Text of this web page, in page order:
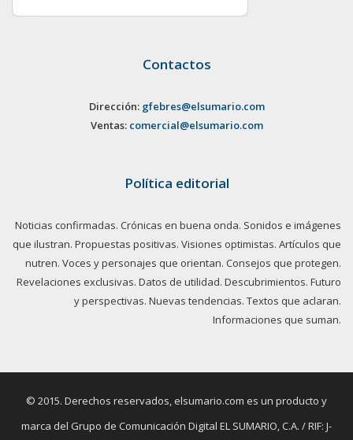
Contactos
Dirección: gfebres@elsumario.com
Ventas: comercial@elsumario.com
Política editorial
Noticias confirmadas. Crónicas en buena onda. Sonidos e imágenes
que ilustran. Propuestas positivas. Visiones optimistas. Artículos que
nutren. Voces y personajes que orientan. Consejos que protegen.
Revelaciones exclusivas. Datos de utilidad. Descubrimientos. Futuro
y perspectivas. Nuevas tendencias. Textos que aclaran.
Informaciones que suman.
© 2015. Derechos reservados, elsumario.com es un producto y
marca del Grupo de Comunicación Digital EL SUMARIO, C.A. / RIF: J-